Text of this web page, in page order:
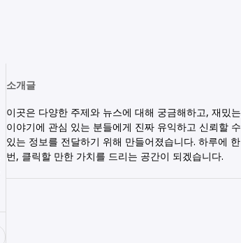
소개글
이곳은 다양한 주제와 뉴스에 대해 궁금해하고, 재밌는
이야기에 관심 있는 분들에게 진짜 유익하고 신뢰할 수
있는 정보를 전달하기 위해 만들어졌습니다. 하루에 한
번, 클릭할 만한 가치를 드리는 공간이 되겠습니다.